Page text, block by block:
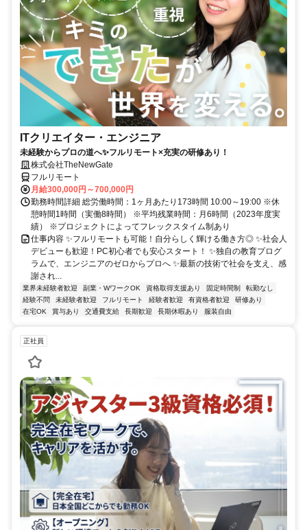
ITクリエイター・エンジニア
未経験からプロの道へ✨フルリモート×充実の研修あり！
株式会社TheNewGate
フルリモート
月給300,000円～700,000円
勤務時間詳細 総労働時間：1ヶ月あたり173時間 10:00～19:00 ※休
憩時間1時間（実働8時間） ※平均残業時間：月6時間（2023年度実
績） ※プロジェクトによってフレックスタイム制あり
仕事内容 ✨フルリモートも可能！自分らしく輝ける働き方◎ ✨社会人
デビューも歓迎！PC初心者でも安心スタート！ ✨独自の教育プログ
ラムで、エンジニアのゼロからプロへ ✨最新の技術で社会を支え、感
謝され...
業界未経験者歓迎 副業・WワークOK 資格取得支援あり 固定時間制
転勤なし
経験不問
未経験者歓迎 フルリモート 経験者歓迎 有資格者歓迎
研修あり
在宅OK
賞与あり 交通費支給 長期歓迎 長期休暇あり 服装自由
正社員